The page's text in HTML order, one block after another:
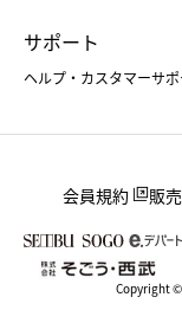
サポート
ヘルプ・カスタマーサポ
会員規約 販
Copyright ©